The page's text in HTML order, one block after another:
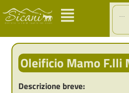
for:
Oleificio Mamo F.lli
Descrizione breve: